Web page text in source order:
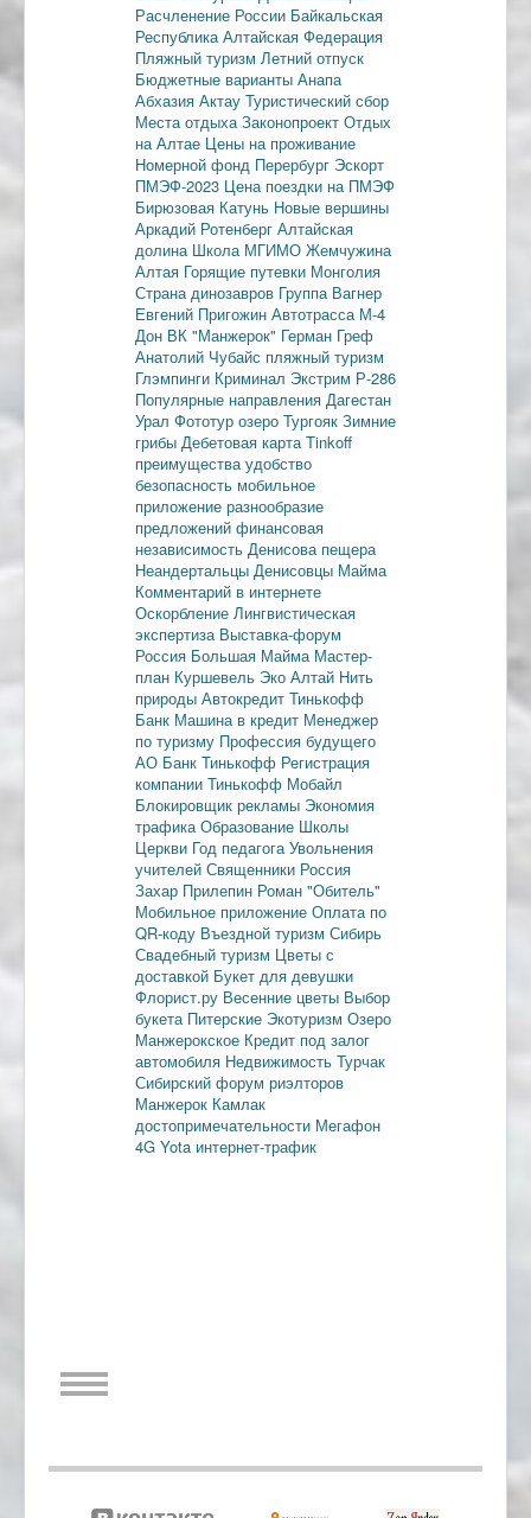
Расчленение России Байкальская
Республика Алтайская Федерация
Пляжный туризм Летний отпуск
Бюджетные варианты Анапа
Абхазия Актау Туристический сбор
Места отдыха Законопроект Отдых
на Алтае Цены на проживание
Номерной фонд Перербург Эскорт
ПМЭФ-2023 Цена поездки на ПМЭФ
Бирюзовая Катунь Новые вершины
Аркадий Ротенберг Алтайская
долина Школа МГИМО Жемчужина
Алтая Горящие путевки Монголия
Страна динозавров Группа Вагнер
Евгений Пригожин Автотрасса М-4
Дон ВК "Манжерок" Герман Греф
Анатолий Чубайс пляжный туризм
Глэмпинги Криминал Экстрим Р-286
Популярные направления Дагестан
Урал Фототур озеро Тургояк Зимние
грибы Дебетовая карта Tinkoff
преимущества удобство
безопасность мобильное
приложение разнообразие
предложений финансовая
независимость Денисова пещера
Неандертальцы Денисовцы Майма
Комментарий в интернете
Оскорбление Лингвистическая
экспертиза Выставка-форум
Россия Большая Майма Мастер-
план Куршевель Эко Алтай Нить
природы Автокредит Тинькофф
Банк Машина в кредит Менеджер
по туризму Профессия будущего
АО Банк Тинькофф Регистрация
компании Тинькофф Мобайл
Блокировщик рекламы Экономия
трафика Образование Школы
Церкви Год педагога Увольнения
учителей Священники Россия
Захар Прилепин Роман "Обитель"
Мобильное приложение Оплата по
QR-коду Въездной туризм Сибирь
Свадебный туризм Цветы с
доставкой Букет для девушки
Флорист.ру Весенние цветы Выбор
букета Питерские Экотуризм Озеро
Манжерокское Кредит под залог
автомобиля Недвижимость Турчак
Сибирский форум риэлторов
Манжерок Камлак
достопримечательности Мегафон
4G Yota интернет-трафик